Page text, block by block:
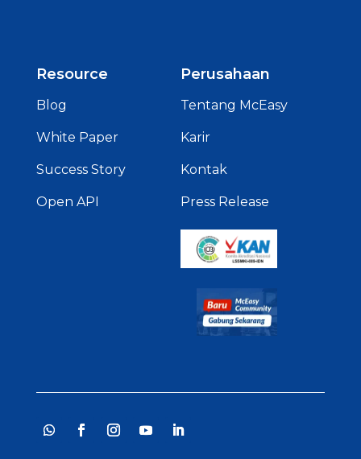
Resource
Blog
White Paper
Success Story
Open API
Perusahaan
Tentang McEasy
Karir
Kontak
Press Release